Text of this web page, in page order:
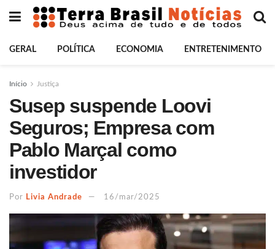
GERAL POLÍTICA ECONOMIA ENTRETENIMENTO
Início Justiça
Susep suspende Loovi
Seguros; Empresa com
Pablo Marçal como
investidor
Por Livia Andrade 16/mar/2025